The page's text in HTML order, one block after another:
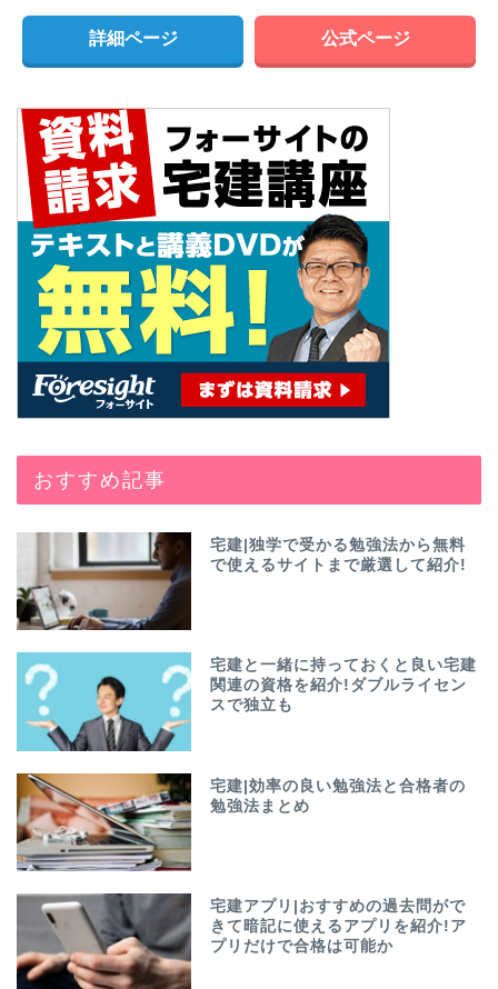
詳細ページ 公式ページ
おすすめ記事
宅建|独学で受かる勉強法から無料
で使えるサイトまで厳選して紹介!
宅建と一緒に持っておくと良い宅建
関連の資格を紹介!ダブルライセン
スで独立も
宅建|効率の良い勉強法と合格者の
勉強法まとめ
宅建アプリ|おすすめの過去問がで
きて暗記に使えるアプリを紹介!ア
プリだけで合格は可能か